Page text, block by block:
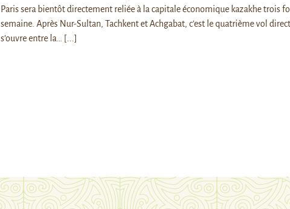
Paris sera bientôt directement reliée à la capitale économique kazakhe trois
semaine. Après Nur-Sultan, Tachkent et Achgabat, c’est le quatrième vol
s’ouvre entre la…
[...]